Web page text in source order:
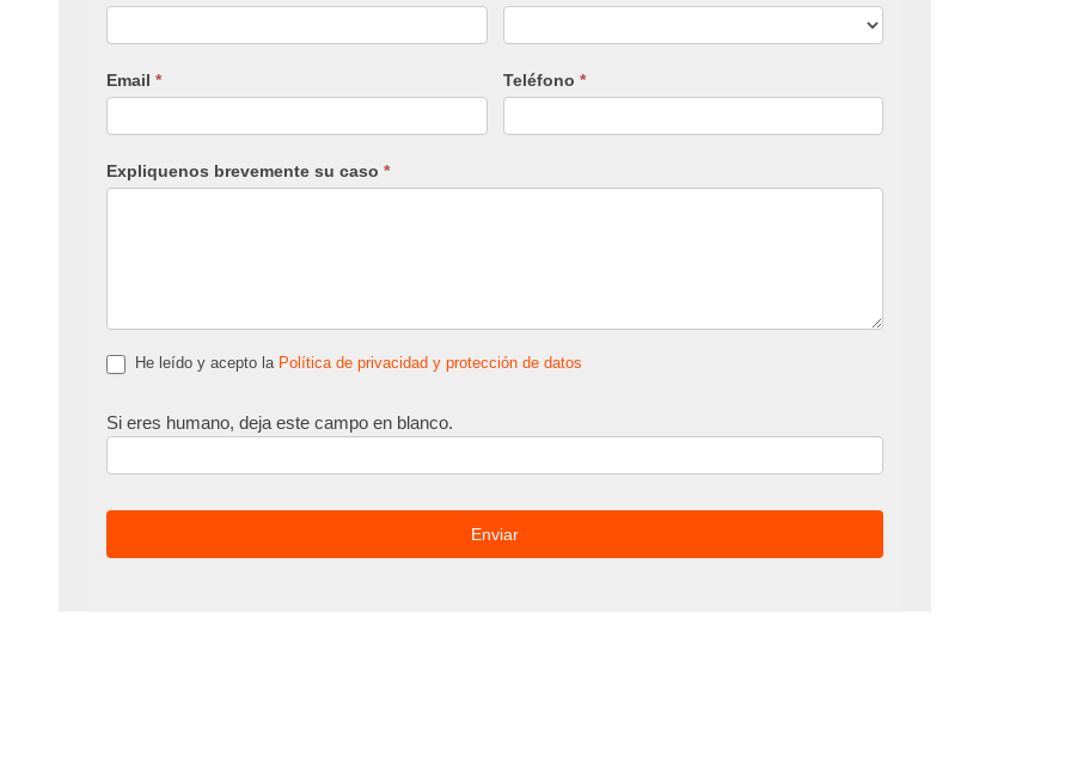
Email * Teléfono *
Expliquenos brevemente su caso *
He leído y acepto la Política de privacidad y protección de datos
Si eres humano, deja este campo en blanco.